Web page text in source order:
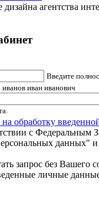
дизайна агентства
Введите
иван иванович
на обработку
с Федеральным
данных" и
запрос без Вашего
личные